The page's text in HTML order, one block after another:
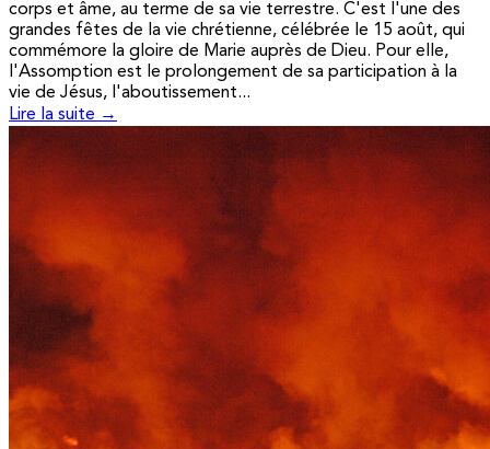
corps et âme, au terme de sa vie terrestre. C'est l'une des
grandes fêtes de la vie chrétienne, célébrée le 15 août, qui
commémore la gloire de Marie auprès de Dieu. Pour elle,
l'Assomption est le prolongement de sa participation à la
vie de Jésus, l'aboutissement...
Lire la suite →